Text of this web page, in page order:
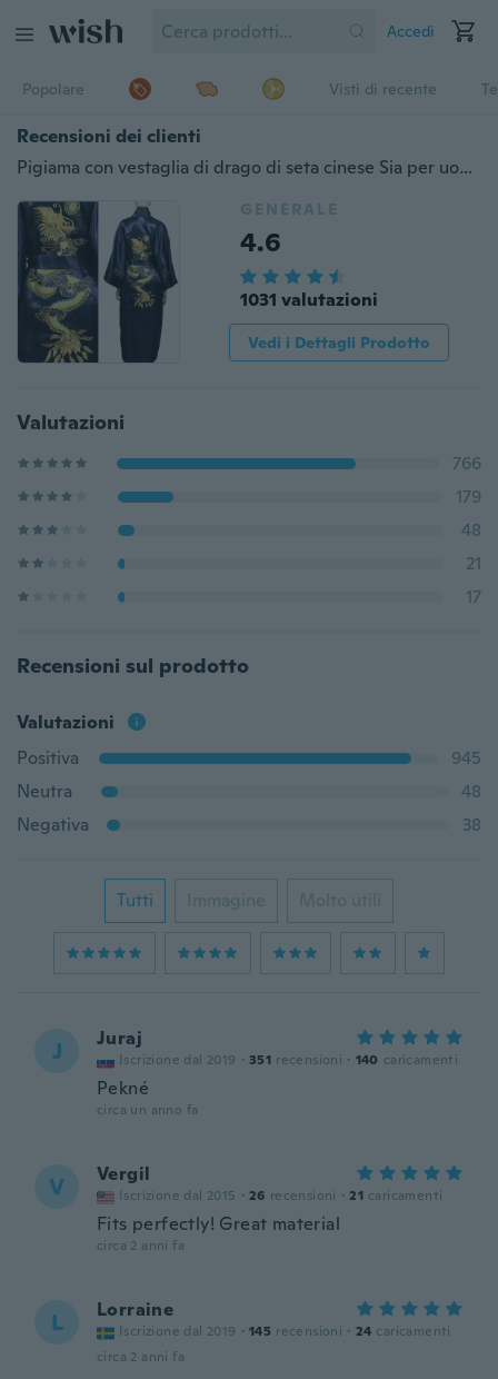
Accedi
Popolare Visti di recente
Recensioni dei clienti
Pigiama con vestaglia di drago di seta cinese Sia per uomo che per donna
GENERALE
4.6
1031 valutazioni
Vedi i Dettagli Prodotto
Valutazioni
766
179
48
21
17
Recensioni sul prodotto
Valutazioni
Positiva
945
Neutra
48
Negativa
38
Tutti Immagine Molto utili
J Juraj
Iscrizione dal 2019 · 351 recensioni · 140 caricamenti
Pekné
circa un anno fa
V Vergil
Iscrizione dal 2015 · 26 recensioni · 21 caricamenti
Fits perfectly! Great material
circa 2 anni fa
L Lorraine
Iscrizione dal 2019 · 145 recensioni · 24 caricamenti
circa 2 anni fa